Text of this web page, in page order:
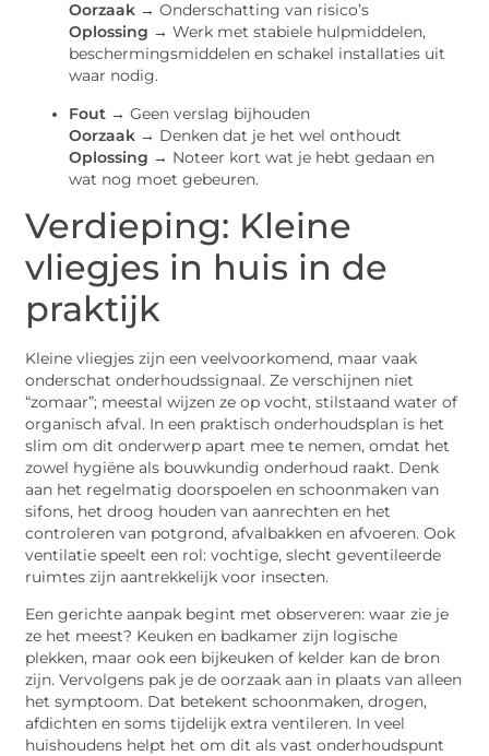
Oorzaak → Onderschatting van risico’s
Oplossing → Werk met stabiele hulpmiddelen,
beschermingsmiddelen en schakel installaties uit
waar nodig.
Fout → Geen verslag bijhouden
Oorzaak → Denken dat je het wel onthoudt
Oplossing → Noteer kort wat je hebt gedaan en
wat nog moet gebeuren.
Verdieping: Kleine
vliegjes in huis in de
praktijk
Kleine vliegjes zijn een veelvoorkomend, maar vaak
onderschat onderhoudssignaal. Ze verschijnen niet
“zomaar”; meestal wijzen ze op vocht, stilstaand water of
organisch afval. In een praktisch onderhoudsplan is het
slim om dit onderwerp apart mee te nemen, omdat het
zowel hygiëne als bouwkundig onderhoud raakt. Denk
aan het regelmatig doorspoelen en schoonmaken van
sifons, het droog houden van aanrechten en het
controleren van potgrond, afvalbakken en afvoeren. Ook
ventilatie speelt een rol: vochtige, slecht geventileerde
ruimtes zijn aantrekkelijk voor insecten.
Een gerichte aanpak begint met observeren: waar zie je
ze het meest? Keuken en badkamer zijn logische
plekken, maar ook een bijkeuken of kelder kan de bron
zijn. Vervolgens pak je de oorzaak aan in plaats van alleen
het symptoom. Dat betekent schoonmaken, drogen,
afdichten en soms tijdelijk extra ventileren. In veel
huishoudens helpt het om dit als vast onderhoudspunt